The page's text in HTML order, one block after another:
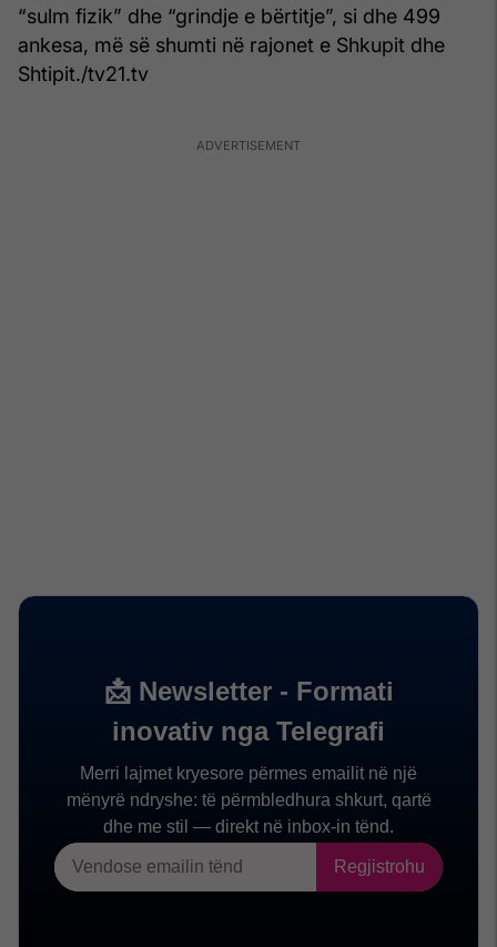
“sulm fizik” dhe “grindje e bërtitje”, si dhe 499
ankesa, më së shumti në rajonet e Shkupit dhe
Shtipit./tv21.tv